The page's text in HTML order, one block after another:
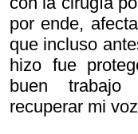
por ende,
que incluso
hizo fue
buen trabajo
recuperar mi